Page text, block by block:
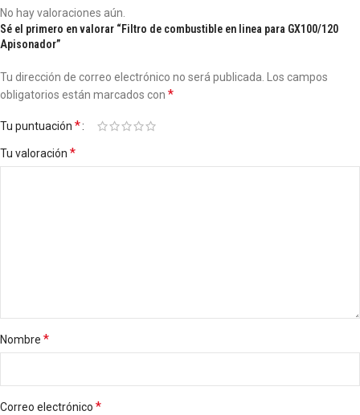
No hay valoraciones aún.
Sé el primero en valorar “Filtro de combustible en linea para GX100/120
Apisonador”
Tu dirección de correo electrónico no será publicada.
Los campos
obligatorios están marcados con *
Tu puntuación *
Tu valoración *
Nombre *
Correo electrónico *